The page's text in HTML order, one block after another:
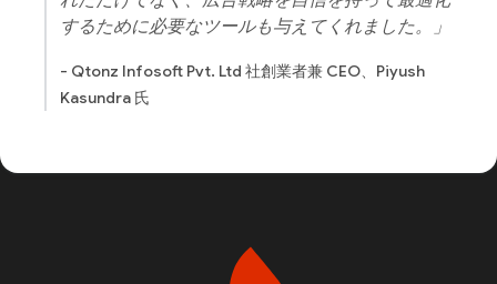
するために必要なツールも与えてくれました。」
- Qtonz Infosoft Pvt. Ltd 社創業者兼 CEO、Piyush
Kasundra 氏